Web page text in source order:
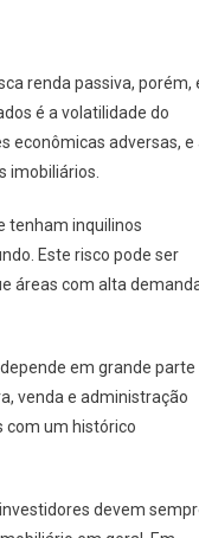
renda passiva, porém,
é a volatilidade do
econômicas adversas, e
imobiliários.
tenham inquilinos
Este risco pode ser
áreas com alta
em grande parte
venda e administração
com um histórico
devem